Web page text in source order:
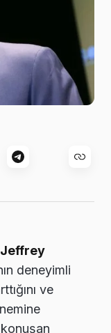
Jeffrey
deneyimli
ve